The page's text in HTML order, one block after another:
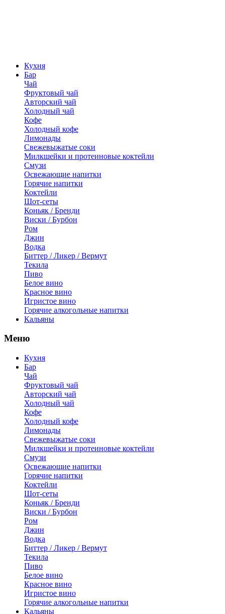
Кухня
Бар
Чай
Фруктовый чай
Авторский чай
Холодный чай
Кофе
Холодный кофе
Лимонады
Свежевыжатые соки
Милкшейки и протеиновые коктейли
Смузи
Освежающие напитки
Горячие напитки
Коктейли
Шот-сеты
Коньяк / Бренди
Виски / Бурбон
Ром
Джин
Водка
Биттер / Ликер / Вермут
Текила
Пиво
Белое вино
Красное вино
Игристое вино
Горячие алкогольные напитки
Кальяны
Меню
Кухня
Бар
Чай
Фруктовый чай
Авторский чай
Холодный чай
Кофе
Холодный кофе
Лимонады
Свежевыжатые соки
Милкшейки и протеиновые коктейли
Смузи
Освежающие напитки
Горячие напитки
Коктейли
Шот-сеты
Коньяк / Бренди
Виски / Бурбон
Ром
Джин
Водка
Биттер / Ликер / Вермут
Текила
Пиво
Белое вино
Красное вино
Игристое вино
Горячие алкогольные напитки
Кальяны